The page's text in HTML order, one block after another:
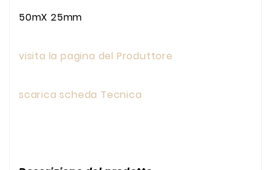
50mX 25mm
visita la pagina del Produttore
scarica scheda Tecnica